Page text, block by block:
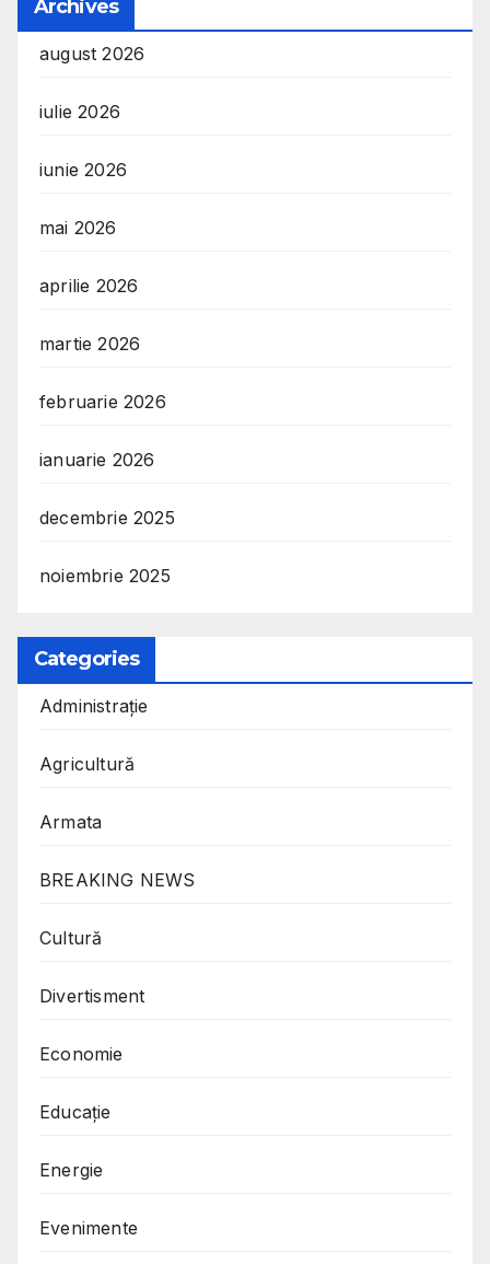
Archives
august 2026
iulie 2026
iunie 2026
mai 2026
aprilie 2026
martie 2026
februarie 2026
ianuarie 2026
decembrie 2025
noiembrie 2025
Categories
Administrație
Agricultură
Armata
BREAKING NEWS
Cultură
Divertisment
Economie
Educație
Energie
Evenimente